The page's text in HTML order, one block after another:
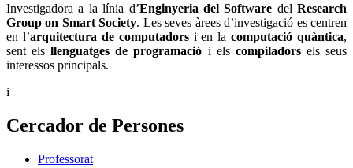
Investigadora a la línia d’Enginyeria del Software del Research
Group on Smart Society. Les seves àrees d’investigació es centren
en l’arquitectura de computadorsi en lacomputació quàntica,
sent elsllenguatges de programació i els compiladorsels seus
interessos principals.
i
Cercador de Persones
Professorat